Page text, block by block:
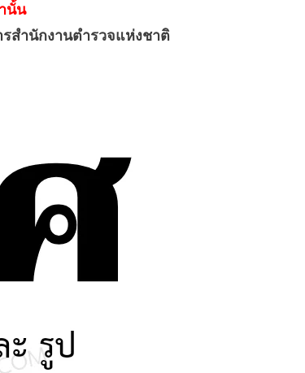
นั้น
รสำนักงานตำรวจแห่งชาติ